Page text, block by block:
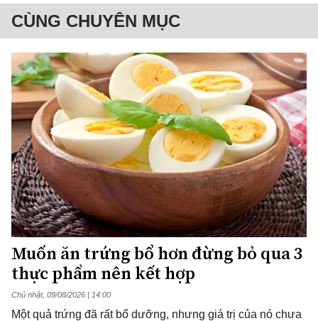
CÙNG CHUYÊN MỤC
Muốn ăn trứng bổ hơn đừng bỏ qua 3
thực phẩm nên kết hợp
Chủ nhật, 09/08/2026 | 14:00
Một quả trứng đã rất bổ dưỡng, nhưng giá trị của nó chưa